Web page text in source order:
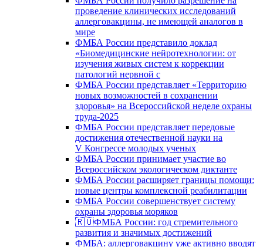
проведение клинических исследований
аллерговакцины, не имеющей аналогов в
мире
ФМБА России представило доклад
«Биомедицинские нейротехнологии: от
изучения живых систем к коррекции
патологий нервной с
ФМБА России представляет «Территорию
новых возможностей в сохранении
здоровья» на Всероссийской неделе охраны
труда-2025
ФМБА России представляет передовые
достижения отечественной науки на
V Конгрессе молодых ученых
ФМБА России принимает участие во
Всероссийском экологическом диктанте
ФМБА России расширяет границы помощи:
новые центры комплексной реабилитации
ФМБА России совершенствует систему
охраны здоровья моряков
🇷🇺ФМБА России: год стремительного
развития и значимых достижений
ФМБА: аллерговакцину уже активно вводят